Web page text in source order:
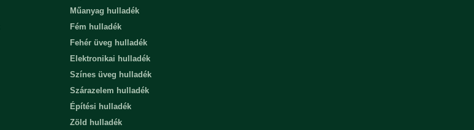
Műanyag hulladék
Fém hulladék
Fehér üveg hulladék
Elektronikai hulladék
Színes üveg hulladék
Szárazelem hulladék
Építési hulladék
Zöld hulladék